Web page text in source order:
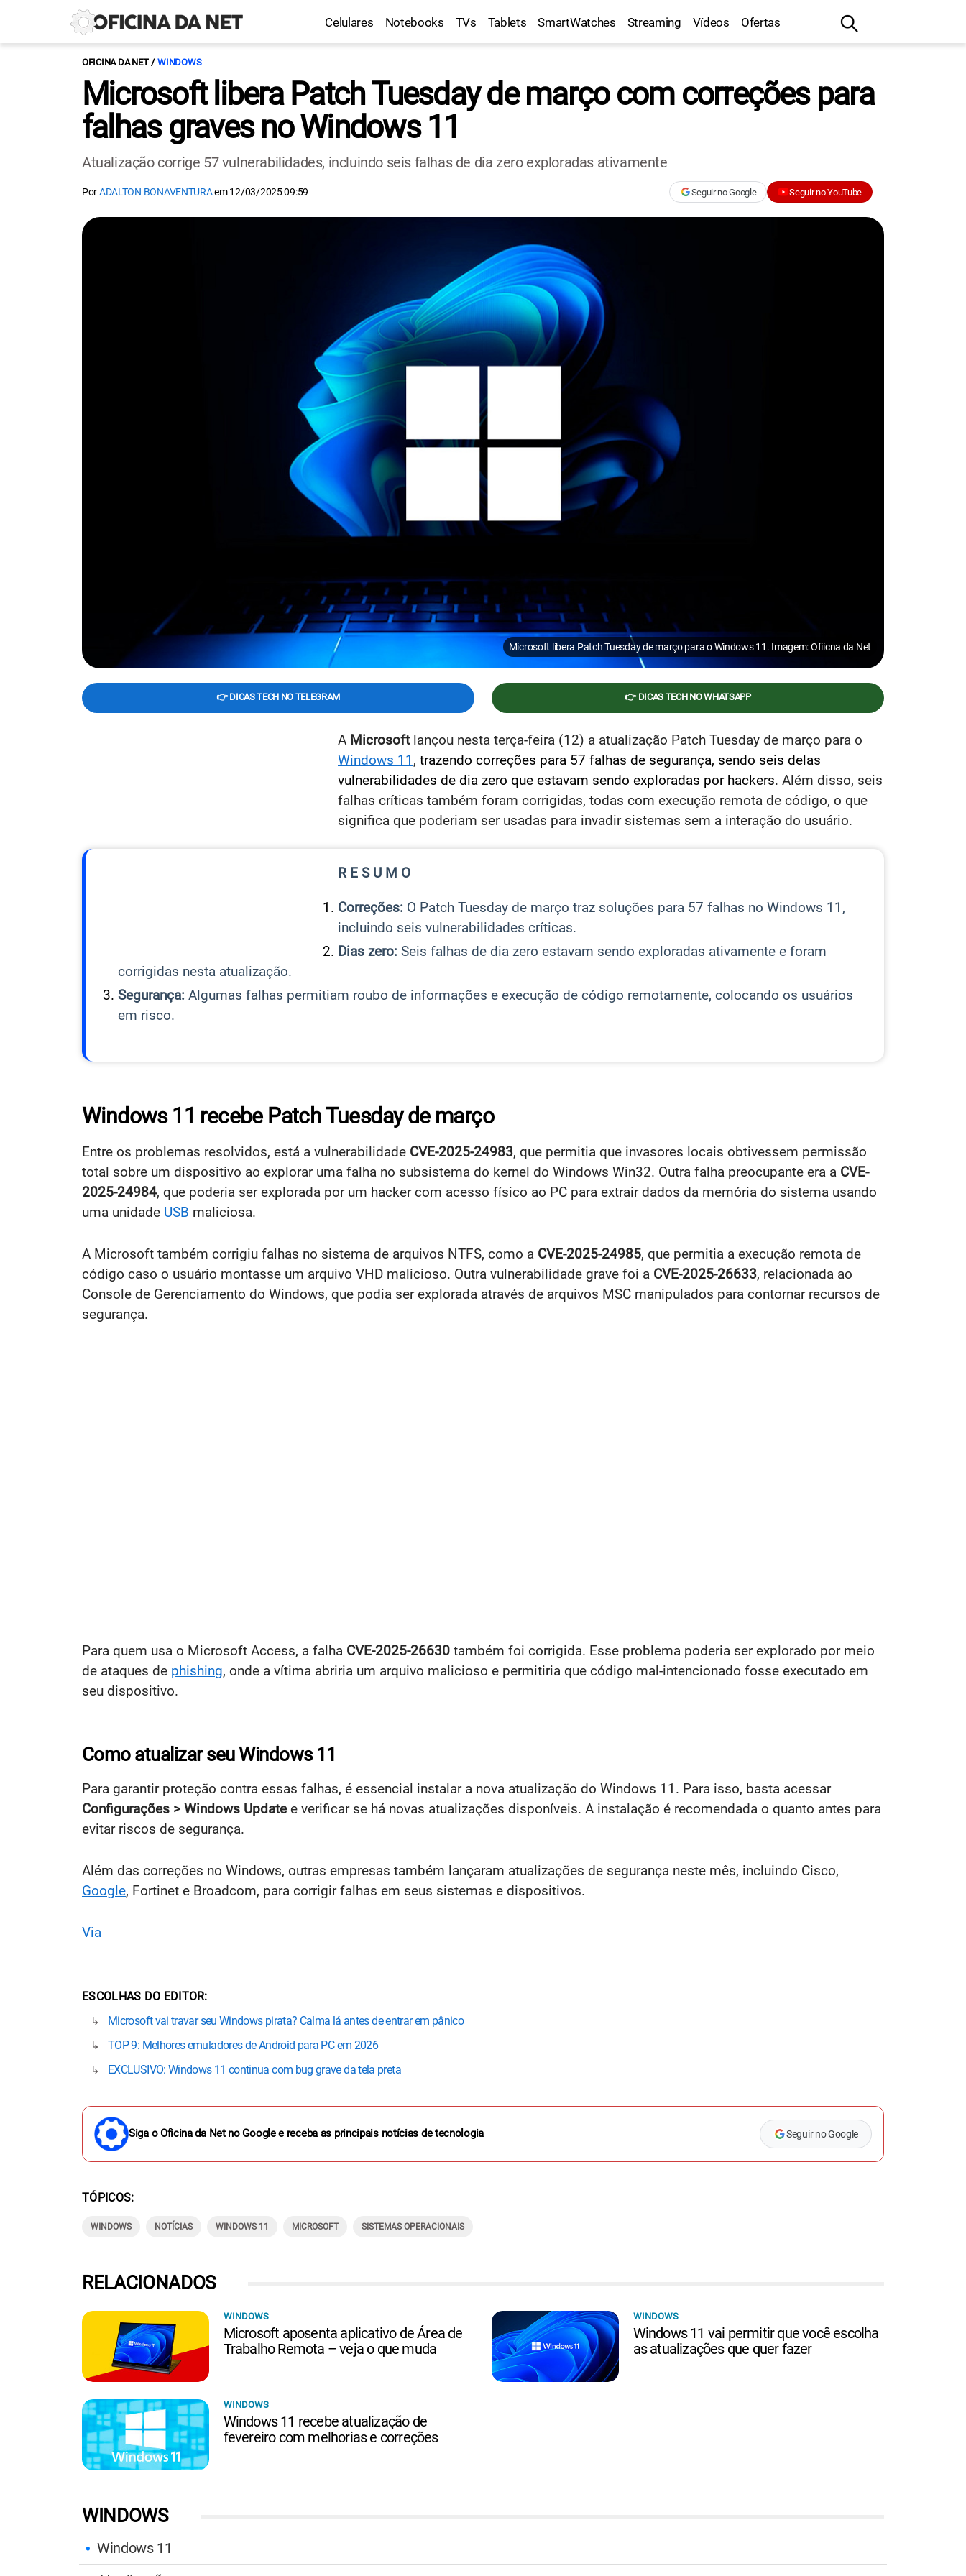
Celulares Notebooks TVs Tablets SmartWatches Streaming Vídeos Ofertas
OFICINA DA NET WINDOWS
Microsoft libera Patch Tuesday de março com correções para
falhas graves no Windows 11
Atualização corrige 57 vulnerabilidades, incluindo seis falhas de dia zero exploradas ativamente
PorADALTON BONAVENTURAem12/03/2025 09:59 Seguir no Google Seguir no YouTube
Microsoft libera Patch Tuesday de março para o Windows 11. Imagem: Ofiicna da Net
👉 DICAS TECH NO TELEGRAM 👉 DICAS TECH NO WHATSAPP
A Microsoft lançou nesta terça-feira (12) a atualização Patch Tuesday de março para o
Windows 11 , trazendo correções para 57 falhas de segurança, sendo seis delas
vulnerabilidades de dia zero que estavam sendo exploradas por hackers. Além disso, seis
falhas críticas também foram corrigidas, todas com execução remota de código, o que
significa que poderiam ser usadas para invadir sistemas sem a interação do usuário.
R E S U M O
Correções: O Patch Tuesday de março traz soluções para 57 falhas no Windows 11,
incluindo seis vulnerabilidades críticas.
Dias zero: Seis falhas de dia zero estavam sendo exploradas ativamente e foram
corrigidas nesta atualização.
Segurança: Algumas falhas permitiam roubo de informações e execução de código remotamente, colocando os usuários
em risco.
Windows 11 recebe Patch Tuesday de março
Entre os problemas resolvidos, está a vulnerabilidade CVE-2025-24983, que permitia que invasores locais obtivessem permissão
total sobre um dispositivo ao explorar uma falha no subsistema do kernel do Windows Win32. Outra falha preocupante era a CVE-
2025-24984, que poderia ser explorada por um hacker com acesso físico ao PC para extrair dados da memória do sistema usando
uma unidade USB maliciosa.
A Microsoft também corrigiu falhas no sistema de arquivos NTFS, como a CVE-2025-24985, que permitia a execução remota de
código caso o usuário montasse um arquivo VHD malicioso. Outra vulnerabilidade grave foi a CVE-2025-26633, relacionada ao
Console de Gerenciamento do Windows, que podia ser explorada através de arquivos MSC manipulados para contornar recursos de
segurança.
Para quem usa o Microsoft Access, a falha CVE-2025-26630 também foi corrigida. Esse problema poderia ser explorado por meio
de ataques de phishing, onde a vítima abriria um arquivo malicioso e permitiria que código mal-intencionado fosse executado em
seu dispositivo.
Como atualizar seu Windows 11
Para garantir proteção contra essas falhas, é essencial instalar a nova atualização do Windows 11. Para isso, basta acessar
Configurações > Windows Updatee verificar se há novas atualizações disponíveis. A instalação é recomendada o quanto antes para
evitar riscos de segurança.
Além das correções no Windows, outras empresas também lançaram atualizações de segurança neste mês, incluindo Cisco,
Google, Fortinet e Broadcom, para corrigir falhas em seus sistemas e dispositivos.
Via
ESCOLHAS DO EDITOR
Microsoft vai travar seu Windows pirata? Calma lá antes de entrar em pânico
TOP 9: Melhores emuladores de Android para PC em 2026
EXCLUSIVO: Windows 11 continua com bug grave da tela preta
Siga o Oficina da Net no Google e receba as principais notícias de tecnologia Seguir no Google
TÓPICOS
WINDOWS NOTÍCIAS WINDOWS 11 MICROSOFT SISTEMAS OPERACIONAIS
WINDOWS
Windows 11
RELACIONADOS
WINDOWS
Microsoft aposenta aplicativo de Área de
Trabalho Remota – veja o que muda
WINDOWS
Windows 11 vai permitir que você escolha
as atualizações que quer fazer
WINDOWS
Windows 11 recebe atualização de
fevereiro com melhorias e correções